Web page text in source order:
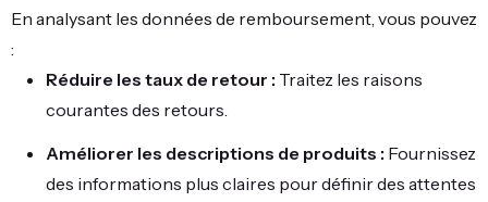
En analysant les données de remboursement, vous pouvez
:
Réduire les taux de retour : Traitez les raisons
courantes des retours.
Améliorer les descriptions de produits : Fournissez
des informations plus claires pour définir des attentes